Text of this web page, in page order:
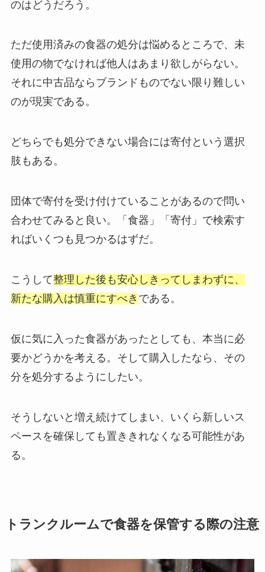
のはどうだろう。
ただ使用済みの食器の処分は悩めるところで、未
使用の物でなければ他人はあまり欲しがらない。
それに中古品ならブランドものでない限り難しい
のが現実である。
どちらでも処分できない場合には寄付という選択
肢もある。
団体で寄付を受け付けていることがあるので問い
合わせてみると良い。「食器」「寄付」で検索す
ればいくつも見つかるはずだ。
こうして整理した後も安心しきってしまわずに、
新たな購入は慎重にすべき である。
仮に気に入った食器があったとしても、本当に必
要かどうかを考える。そして購入したなら、その
分を処分するようにしたい。
そうしないと増え続けてしまい、いくら新しいス
ペースを確保しても置ききれなくなる可能性があ
る。
トランクルームで食器を保管する際の注意